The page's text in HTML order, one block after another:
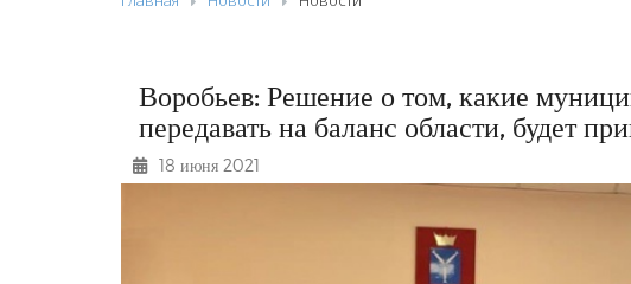
Воробьев: Решение о том, какие
передавать на баланс области, будет
18 июня 2021